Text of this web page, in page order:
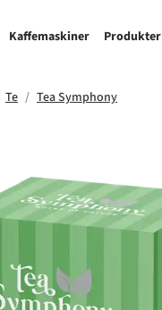
Kaffemaskiner Produkter
Te Tea Symphony